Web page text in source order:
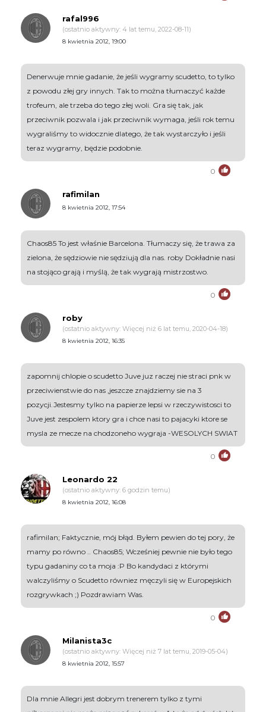
rafal996
(ostatnio aktywny: 4 lat temu, 2022-08-11)
8 kwietnia 2012, 19:00
Denerwuje mnie gadanie, że jeśli wygramy scudetto, to tylko
z powodu złej gry innych. Tak to można tłumaczyć każde
trofeum, ale trzeba do tego złej woli. Gra się tak, jak
przeciwnik pozwala i jak przeciwnik wymaga, jeśli rok temu
wygraliśmy to widocznie dlatego, że tak wystarczyło i jeśli
teraz wygramy, będzie podobnie.
0
rafimilan
8 kwietnia 2012, 17:54
Chaos85 To jest właśnie Barcelona. Tłumaczy się, że trawa za
zielona, że sędziowie nie sędziują dla nas. roby Dokładnie nasi
na stojąco grają i myślą, że tak wygrają mistrzostwo.
0
roby
(ostatnio aktywny: Więcej niż 6 lat temu, 2020-04-18)
8 kwietnia 2012, 16:35
zapomnij chlopie o scudetto Juve juz raczej nie straci pnk w
przeciwienstwie do nas ,jeszcze znajdziemy sie na 3
pozycji.Jestesmy tylko na papierze lepsi w rzeczywistosci to
Juve jest zespolem ktory gra i chce nasi to pajacyki ktore se
mysla ze mecze na chodzoneho wygraja -WESOLYCH SWIAT
0
Leonardo 22
(ostatnio aktywny: 6 godzin temu)
8 kwietnia 2012, 16:08
rafimilan; Faktycznie, mój błąd. Byłem pewien do tej pory, że
mamy po równo .. Chaos85; Wcześniej pewnie nie było tego
typu gadaniny co ta moja :P Bo kandydaci z którymi
walczyliśmy o Scudetto równiez męczyli się w Europejskich
rozgrywkach ;) Pozdrawiam Was.
0
Milanista3c
(ostatnio aktywny: Więcej niż 7 lat temu, 2019-05-04)
8 kwietnia 2012, 15:57
Dla mnie Allegri jest dobrym trenerem tylko z tymi